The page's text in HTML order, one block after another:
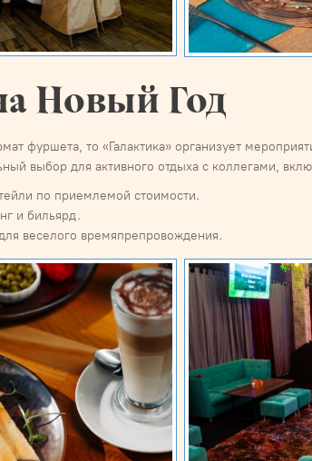
Новый Год
фуршета, то «Галактика» организует
выбор для активного отдыха с коллегами,
по приемлемой стоимости.
и бильярд.
веселого времяпрепровождения.